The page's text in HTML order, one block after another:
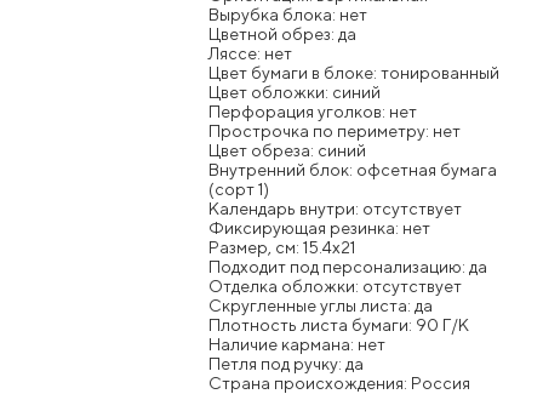
Вырубка блока: нет
Цветной обрез: да
Ляссе: нет
Цвет бумаги в блоке: тонированный
Цвет обложки: синий
Перфорация уголков: нет
Прострочка по периметру: нет
Цвет обреза: синий
Внутренний блок: офсетная бумага
(сорт 1)
Календарь внутри: отсутствует
Фиксирующая резинка: нет
Размер, см: 15.4x21
Подходит под персонализацию: да
Отделка обложки: отсутствует
Скругленные углы листа: да
Плотность листа бумаги: 90 Г/К
Наличие кармана: нет
Петля под ручку: да
Страна происхождения: Россия